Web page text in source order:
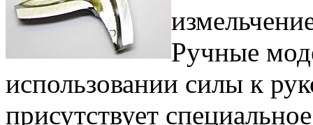
Ручные
использовании силы к
присутствует